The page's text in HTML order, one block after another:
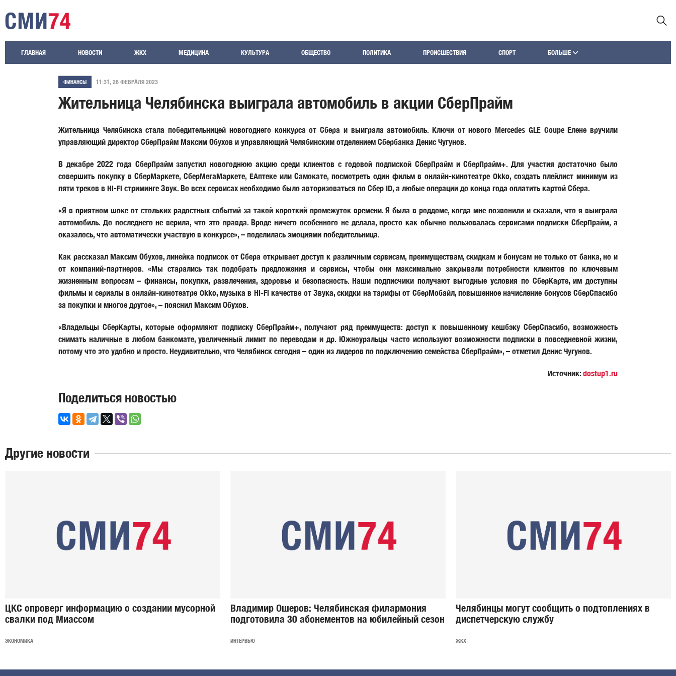
ГЛАВНАЯ НОВОСТИ ЖКХ МЕДИЦИНА КУЛЬТУРА ОБЩЕСТВО ПОЛИТИКА ПРОИСШЕСТВИЯ СПОРТ БОЛЬШЕ
ФИНАНСЫ 11:31, 28 ФЕВРАЛЯ 2023
Жительница Челябинска выиграла автомобиль в акции СберПрайм
Жительница Челябинска стала победительницей новогоднего конкурса от Сбера и выиграла автомобиль. Ключи от нового Mercedes GLE Coupe Елене вручили
управляющий директор СберПрайм Максим Обухов и управляющий Челябинским отделением Сбербанка Денис Чугунов.
В декабре 2022 года СберПрайм запустил новогоднюю акцию среди клиентов с годовой подпиской СберПрайм и СберПрайм+. Для участия достаточно было
совершить покупку в СберМаркете, СберМегаМаркете, ЕАптеке или Самокате, посмотреть один фильм в онлайн-кинотеатре Okko, создать плейлист минимум из
пяти треков в Hi-Fi стриминге Звук. Во всех сервисах необходимо было авторизоваться по Сбер ID, а любые операции до конца года оплатить картой Сбера.
«Я в приятном шоке от стольких радостных событий за такой короткий промежуток времени. Я была в роддоме, когда мне позвонили и сказали, что я выиграла
автомобиль. До последнего не верила, что это правда. Вроде ничего особенного не делала, просто как обычно пользовалась сервисами подписки СберПрайм, а
оказалось, что автоматически участвую в конкурсе», – поделилась эмоциями победительница.
Как рассказал Максим Обухов, линейка подписок от Сбера открывает доступ к различным сервисам, преимуществам, скидкам и бонусам не только от банка, но и
от компаний-партнеров. «Мы старались так подобрать предложения и сервисы, чтобы они максимально закрывали потребности клиентов по ключевым
жизненным вопросам – финансы, покупки, развлечения, здоровье и безопасность. Наши подписчики получают выгодные условия по СберКарте, им доступны
фильмы и сериалы в онлайн-кинотеатре Okko, музыка в Hi-Fi качестве от Звука, скидки на тарифы от СберМобайл, повышенное начисление бонусов СберСпасибо
за покупки и многое другое», – пояснил Максим Обухов.
«Владельцы СберКарты, которые оформляют подписку СберПрайм+, получают ряд преимуществ: доступ к повышенному кешбэку СберСпасибо, возможность
снимать наличные в любом банкомате, увеличенный лимит по переводам и др. Южноуральцы часто используют возможности подписки в повседневной жизни,
потому что это удобно и просто. Неудивительно, что Челябинск сегодня – один из лидеров по подключению семейства СберПрайм», – отметил Денис Чугунов.
Источник: dostup1.ru
Поделиться новостью
Другие новости
ЦКС опроверг информацию о создании мусорной
свалки под Миассом
ЭКОНОМИКА
Владимир Ошеров: Челябинская филармония
подготовила 30 абонементов на юбилейный сезон
ИНТЕРВЬЮ
Челябинцы могут сообщить о подтоплениях в
диспетчерскую службу
ЖКХ